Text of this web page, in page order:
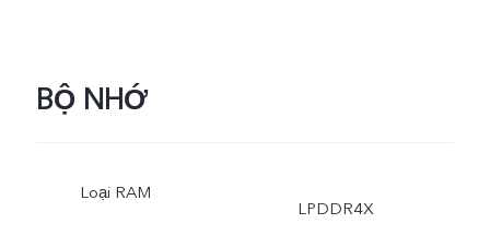
BỘ NHỚ
Loại RAM
LPDDR4X